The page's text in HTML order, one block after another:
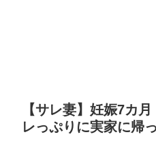
【サレ妻】妊娠7カ
レっぷりに実家に帰